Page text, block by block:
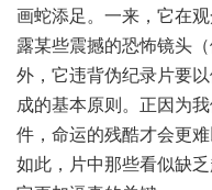
画蛇添足。一来，它在
露某些震撼的恐怖镜头
外，它违背伪纪录片要
成的基本原则。正因为
件，命运的残酷才会更
如此，片中那些看似缺